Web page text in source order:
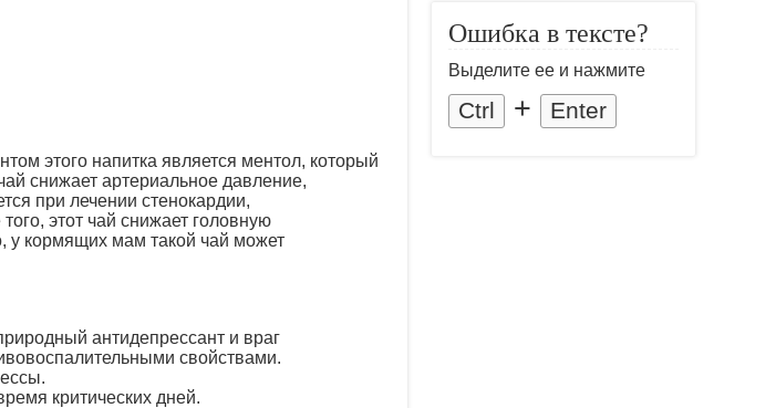
этого напитка является ментол, который
снижает артериальное давление,
при лечении стенокардии,
этот чай снижает головную
у кормящих мам такой чай может
антидепрессант и враг
свойствами.
критических дней.
Ошибка в тексте?
Выделите ее и нажмите
Ctrl + Enter